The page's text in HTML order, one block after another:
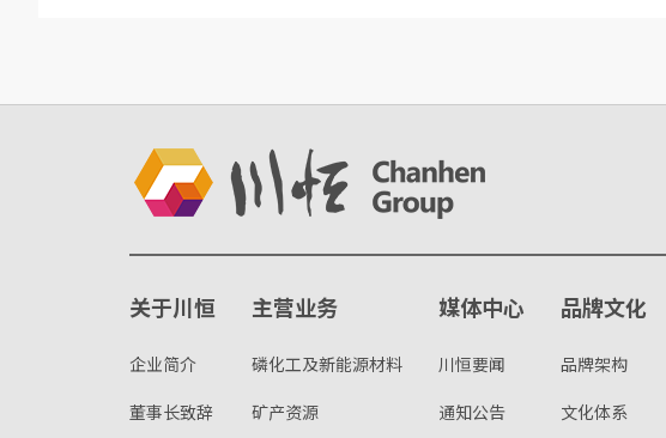
关于川恒
企业简介
董事长致辞
主营业务
磷化工及新能源材料
矿产资源
媒体中心
川恒要闻
通知公告
品牌文化
品牌架构
文化体系